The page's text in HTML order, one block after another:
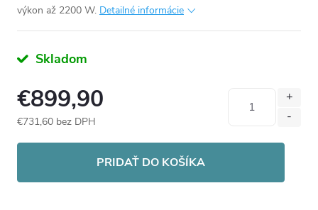
výkon až 2200 W. Detailné informácie
Skladom
€899,90
€731,60 bez DPH
PRIDAŤ DO KOŠÍKA